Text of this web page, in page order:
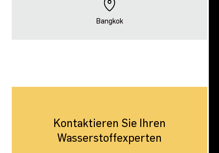
Bangkok
Kontaktieren Sie Ihren
Wasserstoffexperten